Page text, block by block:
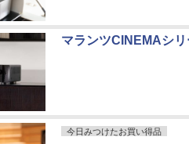
マランツCINEMAシ
今日みつけたお買い得品